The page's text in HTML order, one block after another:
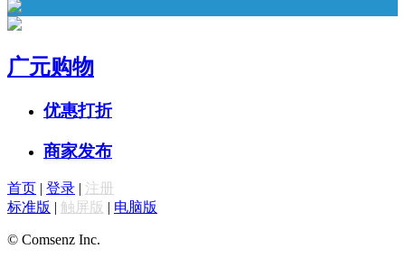
广元购物
优惠打折
商家发布
首页 | 登录 | 注册
标准版 | 触屏版 | 电脑版
© Comsenz Inc.